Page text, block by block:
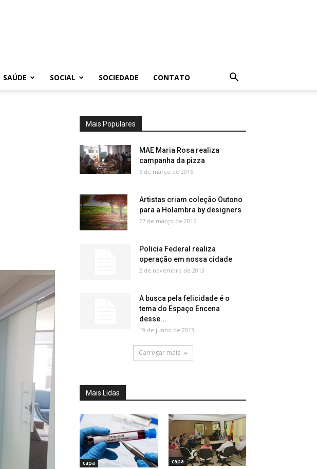
SAÚDE SOCIAL SOCIEDADE CONTATO
Mais Populares
MAE Maria Rosa realiza
campanha da pizza
6 de março de 2016
Artistas criam coleção Outono
para a Holambra by designers
27 de março de 2016
Policia Federal realiza
operação em nossa cidade
2 de novembro de 2013
A busca pela felicidade é o
tema do Espaço Encena
desse...
19 de junho de 2013
Carregar mais
Mais Lidas
capa capa